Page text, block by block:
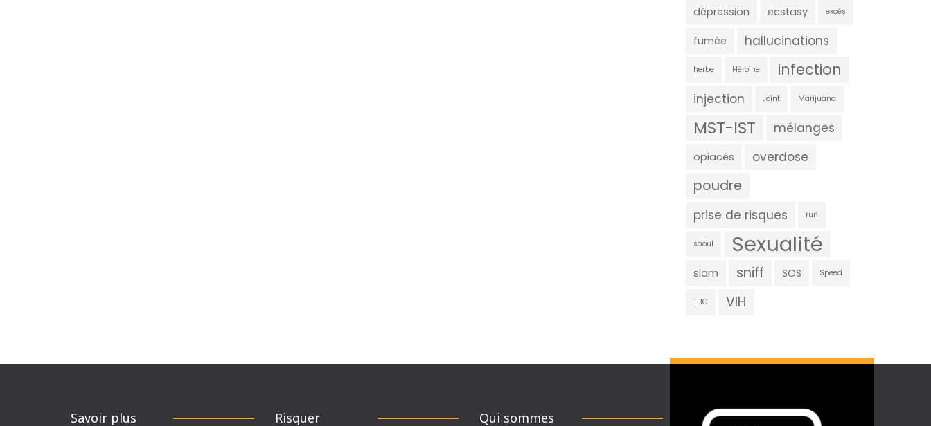
dépression ecstasy excès
fumée hallucinations
herbe Héroïne infection
injection Joint Marijuana
MST-IST mélanges
opiacés overdose
poudre
prise de risques run
saoul Sexualité
slam sniff SOS Speed
THC VIH
Savoir plus
Risquer
Qui sommes